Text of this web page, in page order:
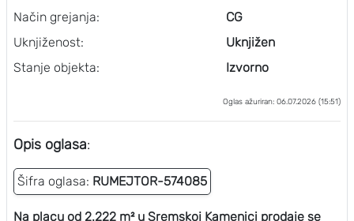
Način grejanja:
Uknjiženost:
Stanje objekta:
CG
Uknjižen
Izvorno
Oglas ažuriran: 06.07.2026 (15:51)
Opis oglasa:
Šifra oglasa: RUMEJTOR-574085
Na placu od 2.222 m² u Sremskoj Kamenici prodaje se